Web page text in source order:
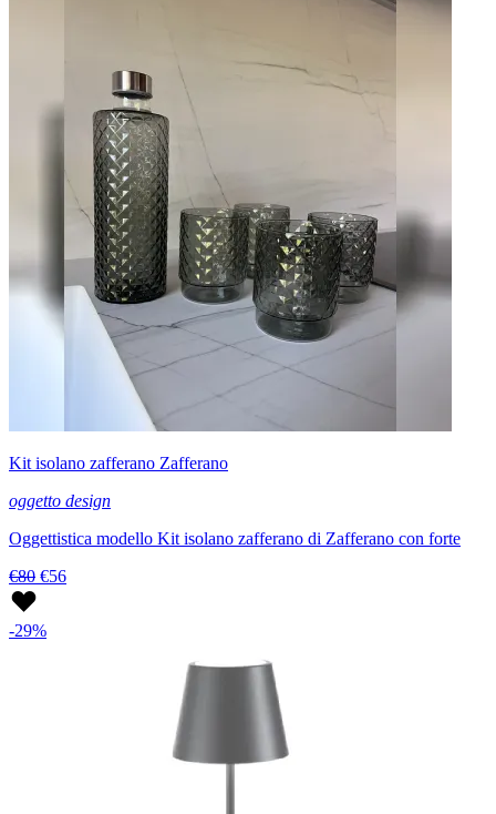
Kit isolano zafferano Zafferano
oggetto design
Oggettistica modello Kit isolano zafferano di Zafferano con forte
€80 €56
-29%